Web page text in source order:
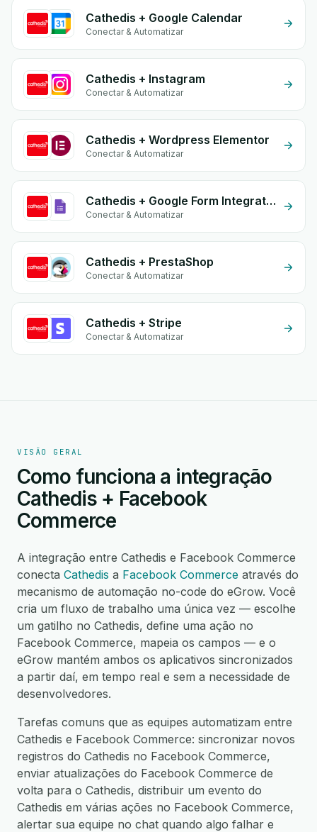
Cathedis + Google Calendar
Conectar & Automatizar
Cathedis + Instagram
Conectar & Automatizar
Cathedis + Wordpress Elementor
Conectar & Automatizar
Cathedis + Google Form Integration
Conectar & Automatizar
Cathedis + PrestaShop
Conectar & Automatizar
Cathedis + Stripe
Conectar & Automatizar
VISÃO GERAL
Como funciona a integração
Cathedis + Facebook
Commerce
A integração entre Cathedis e Facebook Commerce
conecta Cathedis a Facebook Commerce através do
mecanismo de automação no-code do eGrow. Você
cria um fluxo de trabalho uma única vez — escolhe
um gatilho no Cathedis, define uma ação no
Facebook Commerce, mapeia os campos — e o
eGrow mantém ambos os aplicativos sincronizados
a partir daí, em tempo real e sem a necessidade de
desenvolvedores.
Tarefas comuns que as equipes automatizam entre
Cathedis e Facebook Commerce: sincronizar novos
registros do Cathedis no Facebook Commerce,
enviar atualizações do Facebook Commerce de
volta para o Cathedis, distribuir um evento do
Cathedis em várias ações no Facebook Commerce,
alertar sua equipe no chat quando algo falhar e